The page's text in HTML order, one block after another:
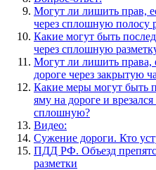
Могут ли лишить прав,
через сплошную полосу
Какие могут быть
через сплошную
Могут ли лишить права,
дороге через закрытую
Какие меры могут быть
яму на дороге и
сплошную?
Видео:
Сужение дороги. Кто
ПДД РФ. Объезд
разметки